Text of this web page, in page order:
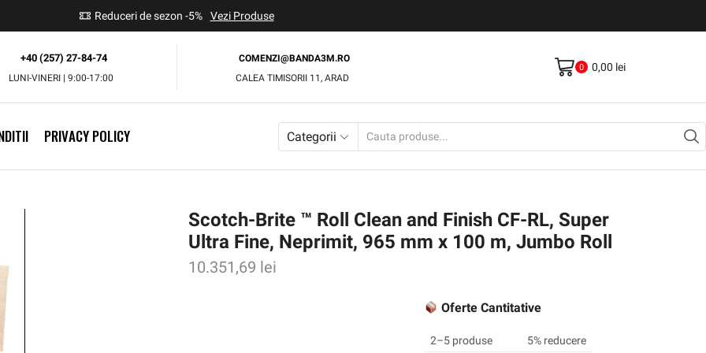
Reduceri de sezon -5% Vezi Produse
+40 (257) 27-84-74
LUNI-VINERI | 9:00-17:00
COMENZI@BANDA3M.RO
CALEA TIMISORII 11, ARAD
0 0,00 lei
PRIVACY POLICY Categorii
Scotch-Brite ™ Roll Clean and Finish CF-RL, Super
Ultra Fine, Neprimit, 965 mm x 100 m, Jumbo Roll
10.351,69 lei
Oferte Cantitative
2–5 produse
5% reducere